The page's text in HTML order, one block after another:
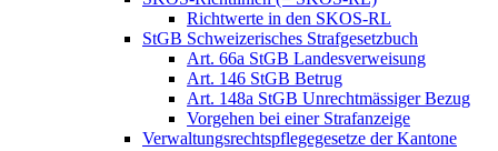
Richtwerte in den SKOS-RL
StGB Schweizerisches Strafgesetzbuch
Art. 66a StGB Landesverweisung
Art. 146 StGB Betrug
Art. 148a StGB Unrechtmässiger Bezug
Vorgehen bei einer Strafanzeige
Verwaltungsrechtspflegegesetze der Kantone